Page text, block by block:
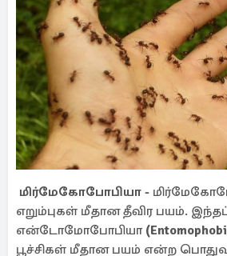
மிர்மேகோபோபியா -
எறும்புகள் மீதான தீவிர பயம்.
என்டோமோபோபியா
பூச்சிகள் மீதான பயம் என்ற